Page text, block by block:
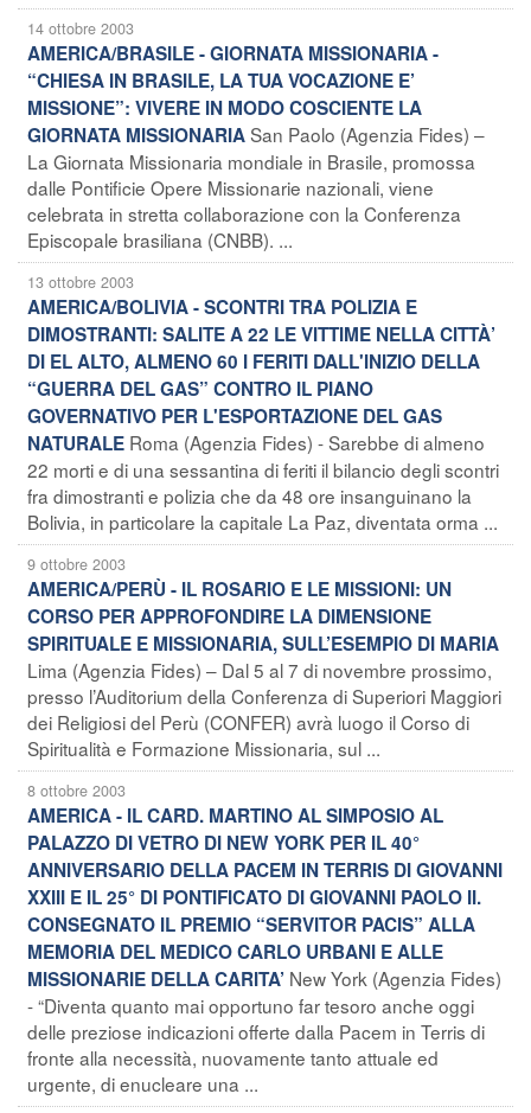
14 ottobre 2003
AMERICA/BRASILE - GIORNATA MISSIONARIA -
“CHIESA IN BRASILE, LA TUA VOCAZIONE E’
MISSIONE”: VIVERE IN MODO COSCIENTE LA
GIORNATA MISSIONARIASan Paolo (Agenzia Fides) –
La Giornata Missionaria mondiale in Brasile, promossa
dalle Pontificie Opere Missionarie nazionali, viene
celebrata in stretta collaborazione con la Conferenza
Episcopale brasiliana (CNBB). ...
13 ottobre 2003
AMERICA/BOLIVIA - SCONTRI TRA POLIZIA E
DIMOSTRANTI: SALITE A 22 LE VITTIME NELLA CITTÀ’
DI EL ALTO, ALMENO 60 I FERITI DALL'INIZIO DELLA
“GUERRA DEL GAS” CONTRO IL PIANO
GOVERNATIVO PER L'ESPORTAZIONE DEL GAS
NATURALE Roma (Agenzia Fides) - Sarebbe di almeno
22 morti e di una sessantina di feriti il bilancio degli scontri
fra dimostranti e polizia che da 48 ore insanguinano la
Bolivia, in particolare la capitale La Paz, diventata orma ...
9 ottobre 2003
AMERICA/PERÙ - IL ROSARIO E LE MISSIONI: UN
CORSO PER APPROFONDIRE LA DIMENSIONE
SPIRITUALE E MISSIONARIA, SULL’ESEMPIO DI MARIA
Lima (Agenzia Fides) – Dal 5 al 7 di novembre prossimo,
presso l’Auditorium della Conferenza di Superiori Maggiori
dei Religiosi del Perù (CONFER) avrà luogo il Corso di
Spiritualità e Formazione Missionaria, sul ...
8 ottobre 2003
AMERICA - IL CARD. MARTINO AL SIMPOSIO AL
PALAZZO DI VETRO DI NEW YORK PER IL 40°
ANNIVERSARIO DELLA PACEM IN TERRIS DI GIOVANNI
XXIII E IL 25° DI PONTIFICATO DI GIOVANNI PAOLO II.
CONSEGNATO IL PREMIO “SERVITOR PACIS” ALLA
MEMORIA DEL MEDICO CARLO URBANI E ALLE
MISSIONARIE DELLA CARITA’ New York (Agenzia Fides)
- “Diventa quanto mai opportuno far tesoro anche oggi
delle preziose indicazioni offerte dalla Pacem in Terris di
fronte alla necessità, nuovamente tanto attuale ed
urgente, di enucleare una ...